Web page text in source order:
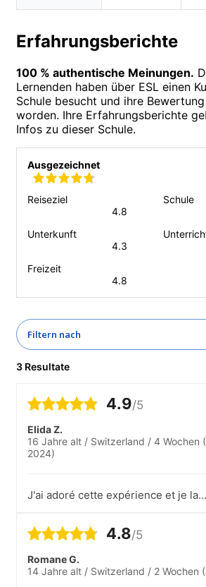
Erfahrungsberichte
100 % authentische Meinungen.
Lernenden haben über ESL einen
Schule besucht und ihre
worden. Ihre Erfahrungsberichte
Infos zu dieser Schule.
Ausgezeichnet
Reiseziel
4.8
Schule
Unterkunft
4.3
Freizeit
4.8
Filtern nach
3 Resultate
4.9/5
Elida Z.
16 Jahre alt / Switzerland / 4 Wochen
2024)
J'ai adoré cette expérience et je la
liens forts avec les autres..Le staff
4.8/5
Romane G.
14 Jahre alt / Switzerland / 2 Wochen